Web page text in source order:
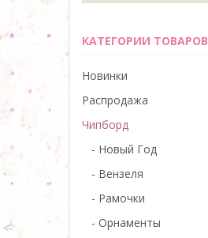
КАТЕГОРИИ ТОВАРОВ
Новинки
Распродажа
Чипборд
- Новый Год
- Вензеля
- Рамочки
- Орнаменты